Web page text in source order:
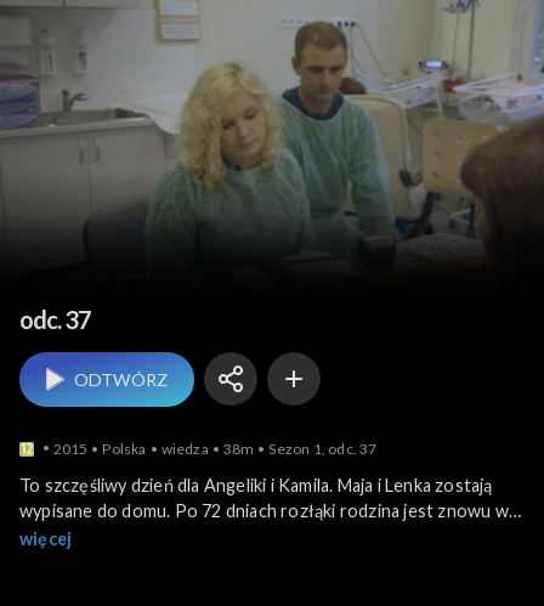
Moje 600 gramów
odc. 37
ODTWÓRZ
2015 Polska wiedza 38m Sezon 1, odc. 37
To szczęśliwy dzień dla Angeliki i Kamila. Maja i Lenka zostają
wypisane do domu. Po 72 dniach rozłąki rodzina jest znowu w
komplecie. Stan zdrowia trojaczków, Antka, Kuby i Franka,
więcej